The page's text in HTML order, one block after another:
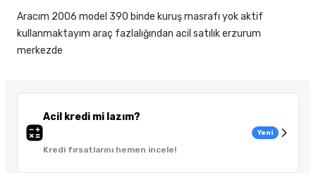
Acil kredi mi lazım?
Kredi fırsatlarını hemen incele!
Yeni
Aracım 2006 model 390 binde kuruş masrafı yok aktif
kullanmaktayım araç fazlalığından acil satılık erzurum
merkezde